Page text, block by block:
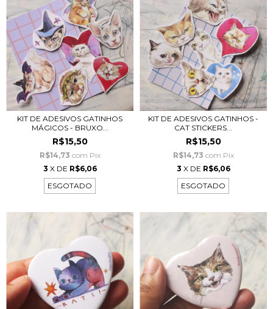
KIT DE ADESIVOS GATINHOS
MÁGICOS - BRUXO...
R$15,50
R$14,73 com Pix
3 X DE R$6,06
ESGOTADO
KIT DE ADESIVOS GATINHOS -
CAT STICKERS...
R$15,50
R$14,73 com Pix
3 X DE R$6,06
ESGOTADO